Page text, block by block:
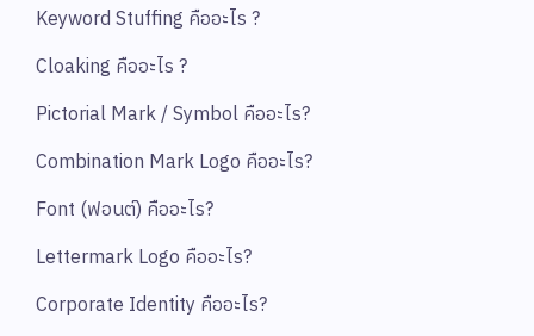
Keyword Stuffing คืออะไร ?
Cloaking คืออะไร ?
Pictorial Mark / Symbol คืออะไร?
Combination Mark Logo คืออะไร?
Font (ฟอนต์) คืออะไร?
Lettermark Logo คืออะไร?
Corporate Identity คืออะไร?